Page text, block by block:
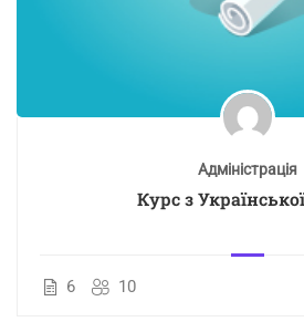
Адміністрація
Курс з
6 10